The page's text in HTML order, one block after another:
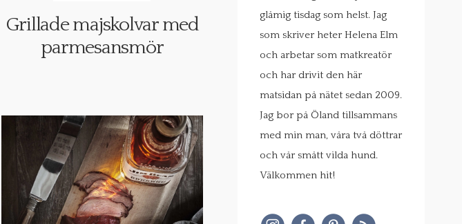
Grillade majskolvar med
parmesansmör
glåmig tisdag som helst. Jag
som skriver heter Helena Elm
och arbetar som matkreatör
och har drivit den här
matsidan på nätet sedan 2009.
Jag bor på Öland tillsammans
med min man, våra två döttrar
och vår smått vilda hund.
Välkommen hit!